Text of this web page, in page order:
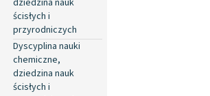
ścisłych i
przyrodniczych
Dyscyplina nauki
chemiczne,
dziedzina nauk
ścisłych i